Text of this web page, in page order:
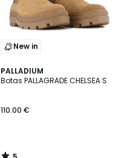
New in
PALLADIUM
Botas PALLAGRADE CHELSEA S
110.00 €
5
/